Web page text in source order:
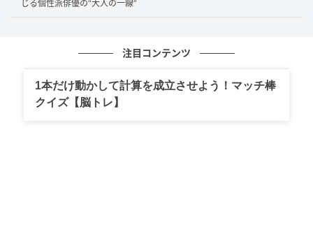
賞新人賞をはじめ、新人賞を立て続けに受ける。
過剰さが評価に変わった瞬間だった。そして彼の芝居
る。引き算ではなく、足し算で勝負する俳優の誕生で
ある。
じる個性派俳優の“大人の一線”
注目コンテンツ
1本だけ動かして計算を成立させよう！マッチ棒
クイズ【脳トレ】